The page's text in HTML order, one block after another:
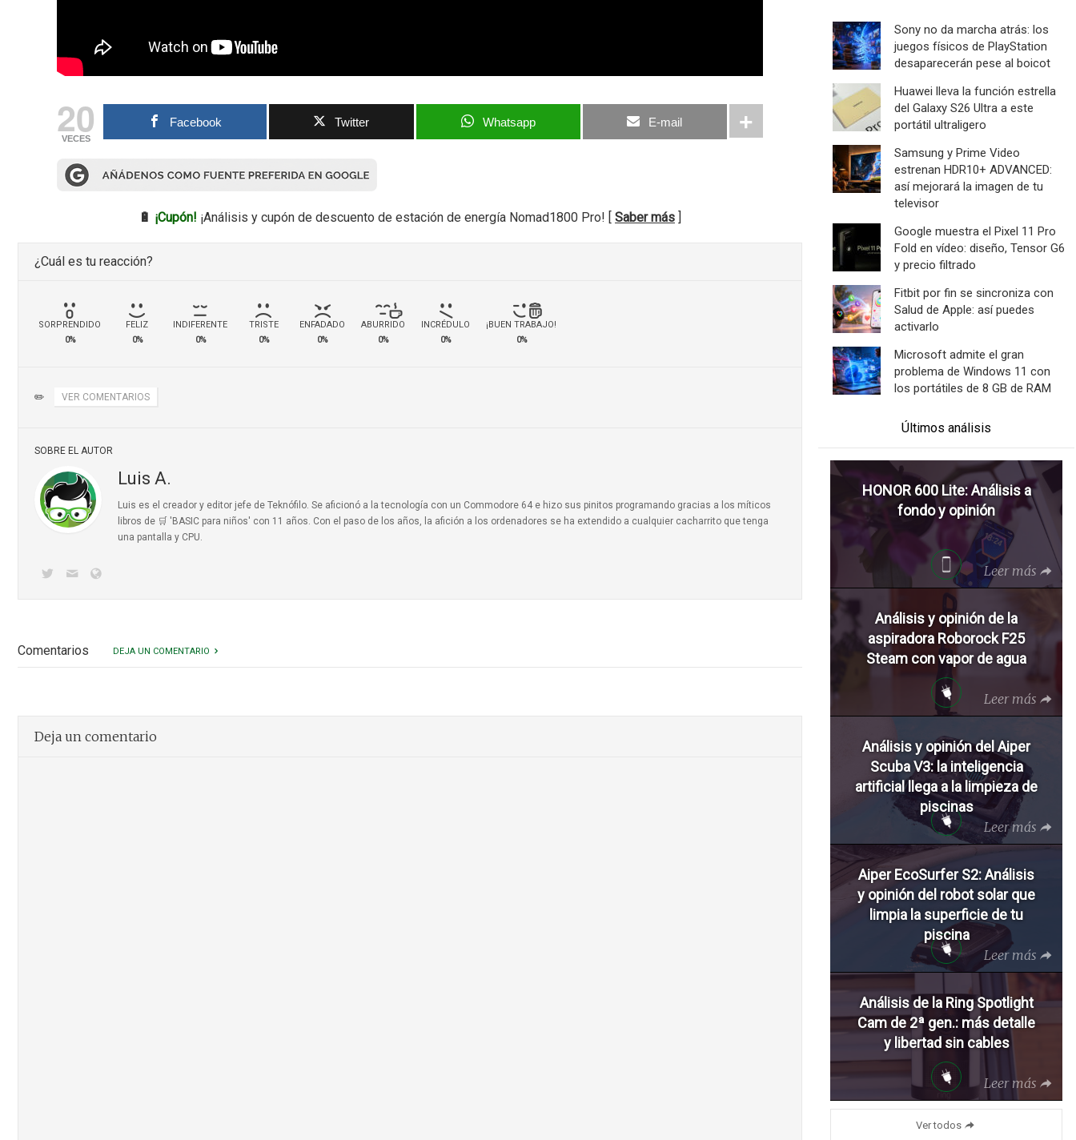
20
VECES
Facebook Twitter Whatsapp E-mail
🔋 ¡Cupón! ¡Análisis y cupón de descuento de estación de energía Nomad1800 Pro! [ Saber más
¿Cuál es tu reacción?
SORPRENDIDO
0%
FELIZ
0%
INDIFERENTE
0%
TRISTE
0%
ENFADADO
0%
ABURRIDO
0%
INCRÉDULO
0%
¡BUEN TRABAJO!
0%
✏️ VER COMENTARIOS
SOBRE EL AUTOR
Luis A.
Luis es el creador y editor jefe de Teknófilo. Se aficionó a la tecnología con un Commodore 64 e hizo sus pinitos programando gracias a los míticos
libros de 🛒 'BASIC para niños' con 11 años. Con el paso de los años, la afición a los ordenadores se ha extendido a cualquier cacharrito que tenga
una pantalla y CPU.
Comentarios DEJA UN COMENTARIO
Deja un comentario
Sony no da marcha atrás: los
juegos físicos de PlayStation
desaparecerán pese al boicot
Huawei lleva la función estrella
del Galaxy S26 Ultra a este
portátil ultraligero
Samsung y Prime Video
estrenan HDR10+ ADVANCED:
así mejorará la imagen de tu
televisor
Google muestra el Pixel 11 Pro
Fold en vídeo: diseño, Tensor G6
y precio filtrado
Fitbit por fin se sincroniza con
Salud de Apple: así puedes
activarlo
Microsoft admite el gran
problema de Windows 11 con
los portátiles de 8 GB de RAM
Últimos análisis
HONOR 600 Lite: Análisis a
fondo y opinión
Leer más
Análisis y opinión de la
aspiradora Roborock F25
Steam con vapor de agua
Leer más
Análisis y opinión del Aiper
Scuba V3: la inteligencia
artificial llega a la limpieza de
piscinas
Leer más
Aiper EcoSurfer S2: Análisis
y opinión del robot solar que
limpia la superficie de tu
piscina
Leer más
Análisis de la Ring Spotlight
Cam de 2ª gen.: más detalle
y libertad sin cables
Leer más
Ver todos